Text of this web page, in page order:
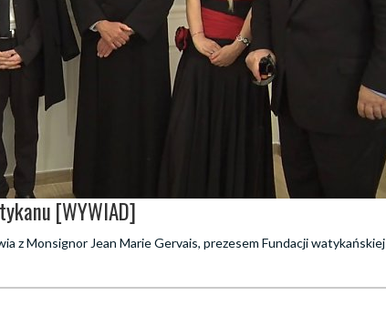
[WYWIAD]
z Monsignor Jean Marie Gervais, prezesem Fundacji watykańskiej